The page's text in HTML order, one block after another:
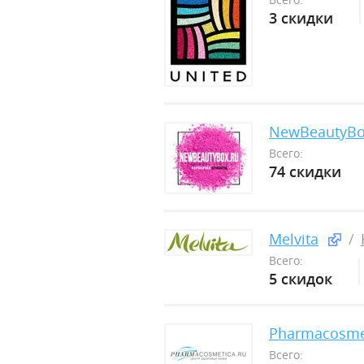
3 скидки
Всего:
74 скидки
Melvita
Всего:
5 скидок
Всего: